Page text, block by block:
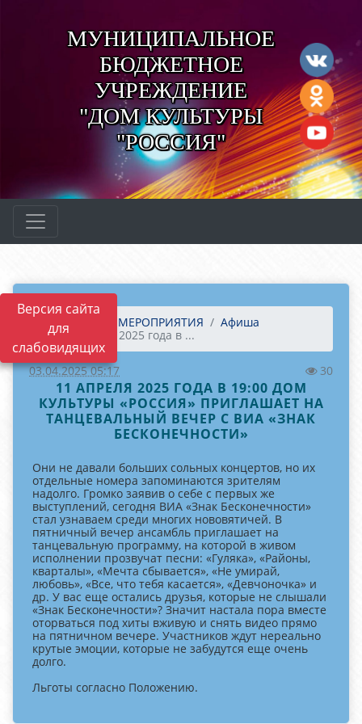
Версия сайта
для
слабовидящих
МУНИЦИПАЛЬНОЕ
БЮДЖЕТНОЕ
УЧРЕЖДЕНИЕ
"ДОМ КУЛЬТУРЫ
"РОССИЯ"
Главная МЕРОПРИЯТИЯ
Афиша
11 апреля 2025 года в ...
03.04.2025 05:17 30
11 АПРЕЛЯ 2025 ГОДА В 19:00 ДОМ
КУЛЬТУРЫ «РОССИЯ» ПРИГЛАШАЕТ НА
ТАНЦЕВАЛЬНЫЙ ВЕЧЕР С ВИА «ЗНАК
БЕСКОНЕЧНОСТИ»
Они не давали больших сольных концертов, но их
отдельные номера запоминаются зрителям
надолго. Громко заявив о себе с первых же
выступлений, сегодня ВИА «Знак Бесконечности»
стал узнаваем среди многих нововятичей. В
пятничный вечер ансамбль приглашает на
танцевальную программу, на которой в живом
исполнении прозвучат песни: «Гуляка», «Районы,
кварталы», «Мечта сбывается», «Не умирай,
любовь», «Все, что тебя касается», «Девчоночка» и
др. У вас еще остались друзья, которые не слышали
«Знак Бесконечности»? Значит настала пора вместе
оторваться под хиты вживую и снять видео прямо
на пятничном вечере. Участников ждут нереально
крутые эмоции, которые не забудутся еще очень
долго.
Льготы согласно Положению.